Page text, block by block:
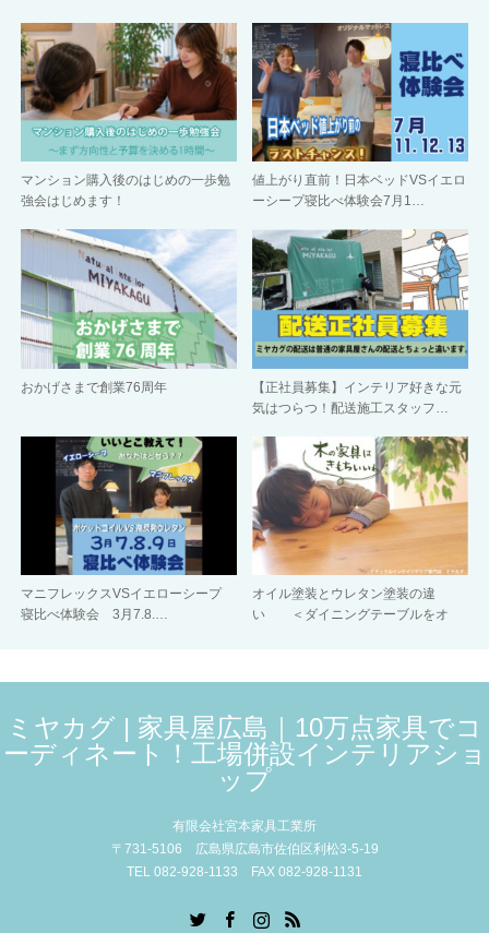
マンション購入後のはじめの一歩勉
強会はじめます！
値上がり直前！日本ベッドVSイエロ
ーシープ寝比べ体験会7月1…
おかげさまで創業76周年
【正社員募集】インテリア好きな元
気はつらつ！配送施工スタッフ…
マニフレックスVSイエローシープ
寝比べ体験会 3月7.8.…
オイル塗装とウレタン塗装の違
い ＜ダイニングテーブルをオ
ミヤカグ | 家具屋広島｜10万点家具でコ
ーディネート！工場併設インテリアショ
ップ
有限会社宮本家具工業所
〒731-5106 広島県広島市佐伯区利松3-5-19
TEL 082-928-1133 FAX 082-928-1131
RSS